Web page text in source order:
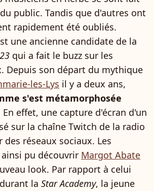
public. Tandis que d'autres ont
rapidement été oubliés.
une ancienne candidate de la
qui a fait le buzz sur les
Depuis son départ du mythique
les-Lys il y a deux ans,
s'est métamorphosée
En effet, une capture d'écran d'un
sur la chaîne Twitch de la radio
des réseaux sociaux. Les
pu découvrir Margot Abate
look. Par rapport à celui
la Star Academy, la jeune